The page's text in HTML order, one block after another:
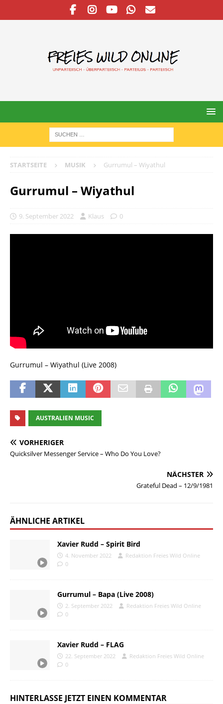
STARTSEITE MUSIK Gurrumul – Wiyathul
Gurrumul – Wiyathul
9. September 2022 Klaus 0
Gurrumul – Wiyathul (Live 2008)
AUSTRALIEN MUSIC
VORHERIGER
Quicksilver Messenger Service – Who Do You Love?
NÄCHSTER
Grateful Dead – 12/9/1981
ÄHNLICHE ARTIKEL
Xavier Rudd – Spirit Bird
4. November 2022
Redaktion Freies Wild Online
0
Gurrumul – Bapa (Live 2008)
2. September 2022
Redaktion Freies Wild Online
0
Xavier Rudd – FLAG
22. September 2022
Redaktion Freies Wild Online
0
HINTERLASSE JETZT EINEN KOMMENTAR